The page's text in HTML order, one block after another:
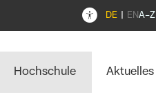
A–Z
DE EN
Hochschule Aktuelles